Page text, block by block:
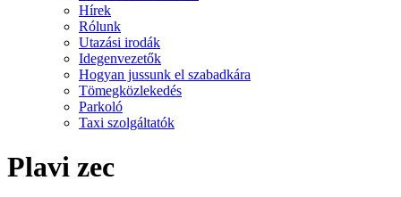
Hírek
Rólunk
Utazási irodák
Idegenvezetők
Hogyan jussunk el szabadkára
Tömegközlekedés
Parkoló
Taxi szolgáltatók
Plavi zec